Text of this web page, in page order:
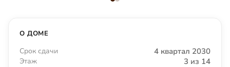
О ДОМЕ
Срок сдачи 4 квартал 2030
Этаж 3 из 14